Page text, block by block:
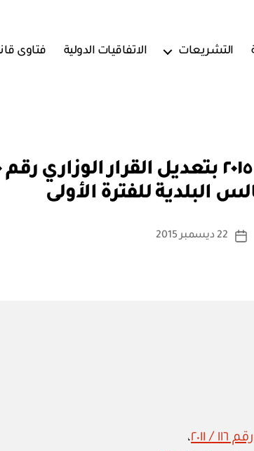
التشريعات الاتفاقيات الدولية فتاوى
البلدية للفترة الأولى
كاتب
بو
ا
س
ة
تاريخ
22 ديسمبر 2015
،